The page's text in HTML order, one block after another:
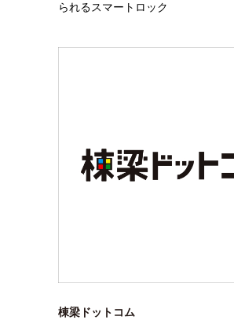
られるスマートロック
棟梁ドットコム